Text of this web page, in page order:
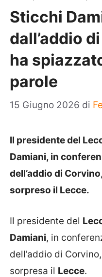
Sticchi
dall’addio
ha
parole
15 Giugno 2026 di
Il presidente del
Damiani, in
dell’addio di
sorpreso il Lecce.
Il presidente del
Damiani, in
dell’addio di
sorpresa il Lecce.